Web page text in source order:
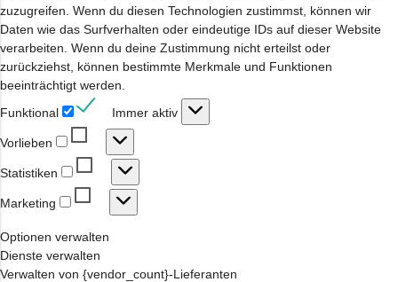
zuzugreifen. Wenn du diesen Technologien zustimmst, können wir
Daten wie das Surfverhalten oder eindeutige IDs auf dieser Website
verarbeiten. Wenn du deine Zustimmung nicht erteilst oder
zurückziehst, können bestimmte Merkmale und Funktionen
beeinträchtigt werden.
Funktional
Immer aktiv
Vorlieben
Vorlieben
Statistiken
Statistiken
Marketing
Marketing
Optionen verwalten
Dienste verwalten
Verwalten von {vendor_count}-Lieferanten